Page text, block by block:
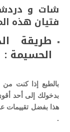
شات و
فتيان هذه
طريقة
الحسيمة :
بالطبع إذا كنت من
بدخولك إلى أحد
هذا بفضل تقييمات
.